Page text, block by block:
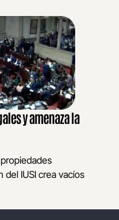
y amenaza la
del IUSI crea vacíos